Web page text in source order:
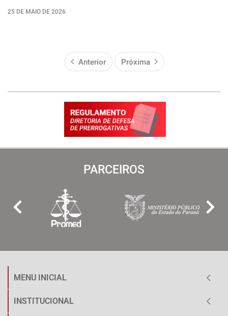
25 DE MAIO DE 2026
Anterior Próxima
PARCEIROS
MENU INICIAL
INSTITUCIONAL